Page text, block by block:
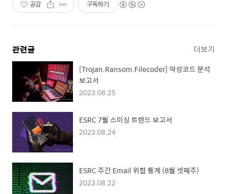
공감 구독하기
관련글 더보기
[Trojan.Ransom.Filecoder] 악성코드 분석
보고서
2023.08.25
ESRC 7월 스미싱 트렌드 보고서
2023.08.24
ESRC 주간 Email 위협 통계 (8월 셋째주)
2023.08.22